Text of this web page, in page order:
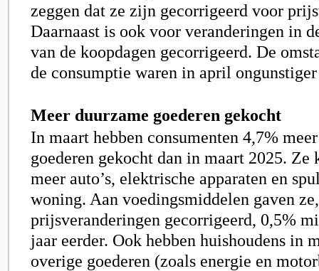
zeggen dat ze zijn gecorrigeerd voor
Daarnaast is ook voor veranderingen in
van de koopdagen gecorrigeerd. De
de consumptie waren in april
Meer duurzame goederen gekocht
In maart hebben consumenten 4,7%
goederen gekocht dan in maart 2025. Ze
meer auto’s, elektrische apparaten en
woning. Aan voedingsmiddelen gaven
prijsveranderingen gecorrigeerd, 0,5%
jaar eerder. Ook hebben huishoudens in
overige goederen (zoals energie en